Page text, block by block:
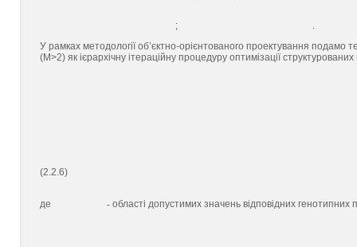
;
.
У рамках методології об’єктно-орієнтованого проектування подамо
(М>2) як ієрархічну ітераційну процедуру оптимізації
(2.2.6)
де - області допустимих значень відповідних генотипних